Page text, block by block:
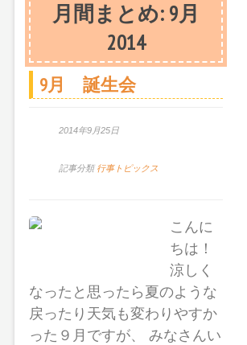
月間まとめ: 9月
2014
9月 誕生会
2014年9月25日
記事分類 行事トピックス
こんに
ちは！
涼しく
なったと思ったら夏のような
戻ったり天気も変わりやすか
った９月ですが、 みなさんい